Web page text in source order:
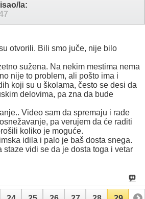
la:
otvorili. Bili smo juče, nije bilo
sužena. Na nekim mestima nema
nije to problem, ali pošto ima i
koji su u školama, često se desi da
delovima, pa zna da bude
Video sam da spremaju i rade
pa verujem da će raditi
koliko je moguće.
idila i palo je baš dosta snega.
staze vidi se da je dosta toga i vetar